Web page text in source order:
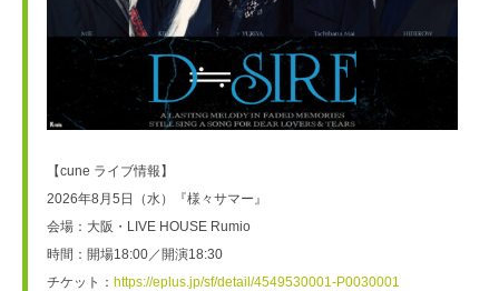
【cune ライブ情報】
2026年8月5日（水）『様々サマー』
会場：大阪・LIVE HOUSE Rumio
時間：開場18:00／開演18:30
チケット： https://eplus.jp/sf/detail/4549530001-P0030001